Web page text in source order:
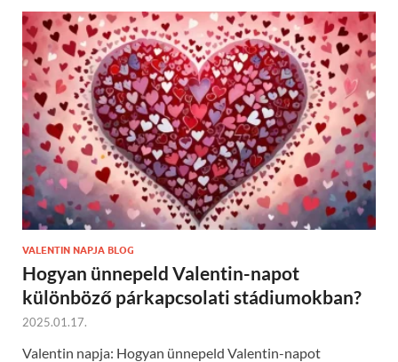
VALENTIN NAPJA BLOG
Hogyan ünnepeld Valentin-napot
különböző párkapcsolati stádiumokban?
2025.01.17.
Valentin napja: Hogyan ünnepeld Valentin-napot